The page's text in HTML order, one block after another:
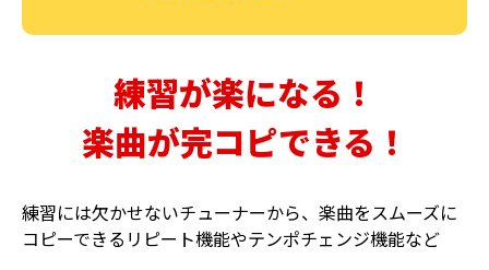
DELAY PHASER
練習が楽になる！
楽曲が完コピできる！
練習には欠かせないチューナーから、楽曲をスムーズに
コピーできるリピート機能やテンポチェンジ機能など